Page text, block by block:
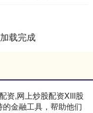
载完成
资,网上炒股配资XIII‌股
金融工具，帮助他们